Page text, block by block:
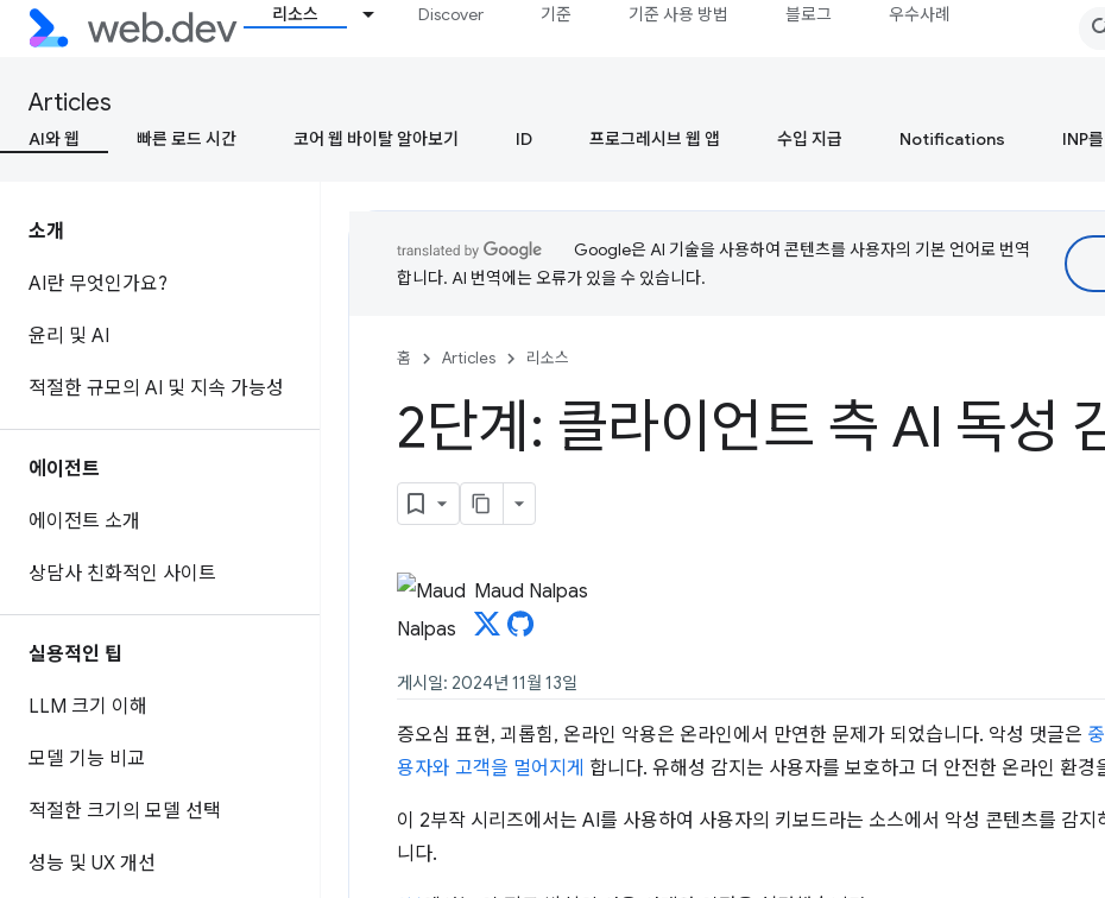
리소스 Discover 기준 기준 사용 방법 블로그 우수사례
Articles
AI와 웹 빠른 로드 시간 코어 웹 바이탈 알아보기 ID 프로그레시브 웹 앱 수입 지급 Notifications INP
소개
AI란 무엇인가요?
윤리 및 AI
적절한 규모의 AI 및 지속 가능성
에이전트
에이전트 소개
상담사 친화적인 사이트
실용적인 팁
LLM 크기 이해
모델 기능 비교
적절한 크기의 모델 선택
성능 및 UX 개선
Google은 AI 기술을 사용하여 콘텐츠를 사용자의 기본 언어로 번역
합니다. AI 번역에는 오류가 있을 수 있습니다.
홈 Articles 리소스
2단계: 클라이언트 측 AI 독성
Maud Nalpas
게시일: 2024년 11월 13일
증오심 표현, 괴롭힘, 온라인 악용은 온라인에서 만연한 문제가 되었습니다. 악성 댓글은
용자와 고객을 멀어지게 합니다. 유해성 감지는 사용자를 보호하고 더 안전한 온라인 환경
이 2부작 시리즈에서는 AI를 사용하여 사용자의 키보드라는 소스에서 악성 콘텐츠를 감지
니다.